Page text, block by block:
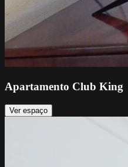
Apartamento Club King
Ver espaço